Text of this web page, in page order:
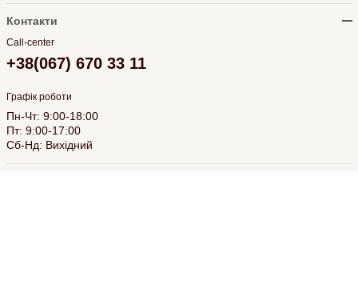
Контакти
Call-center
+38(067) 670 33 11
Графік роботи
Пн-Чт: 9:00-18:00
Пт: 9:00-17:00
Сб-Нд: Вихідний